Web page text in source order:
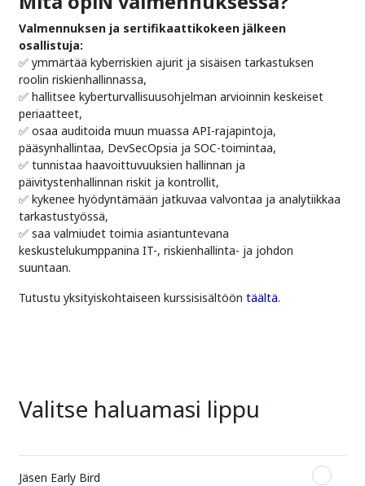
Valmennuksen ja sertifikaattikokeen jälkeen
osallistuja:
✅ ymmärtää kyberriskien ajurit ja sisäisen tarkastuksen
roolin riskienhallinnassa,
✅ hallitsee kyberturvallisuusohjelman arvioinnin keskeiset
periaatteet,
✅ osaa auditoida muun muassa API-rajapintoja,
pääsynhallintaa, DevSecOpsia ja SOC-toimintaa,
✅ tunnistaa haavoittuvuuksien hallinnan ja
päivitystenhallinnan riskit ja kontrollit,
✅ kykenee hyödyntämään jatkuvaa valvontaa ja analytiikkaa
tarkastustyössä,
✅ saa valmiudet toimia asiantuntevana
keskustelukumppanina IT-, riskienhallinta- ja johdon
suuntaan.
Tutustu yksityiskohtaiseen kurssisisältöön täältä.
Valitse haluamasi lippu
Jäsen Early Bird